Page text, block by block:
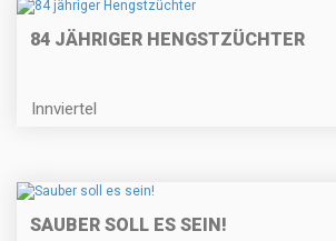
84 JÄHRIGER HENGSTZÜCHTER
Innviertel
SAUBER SOLL ES SEIN!